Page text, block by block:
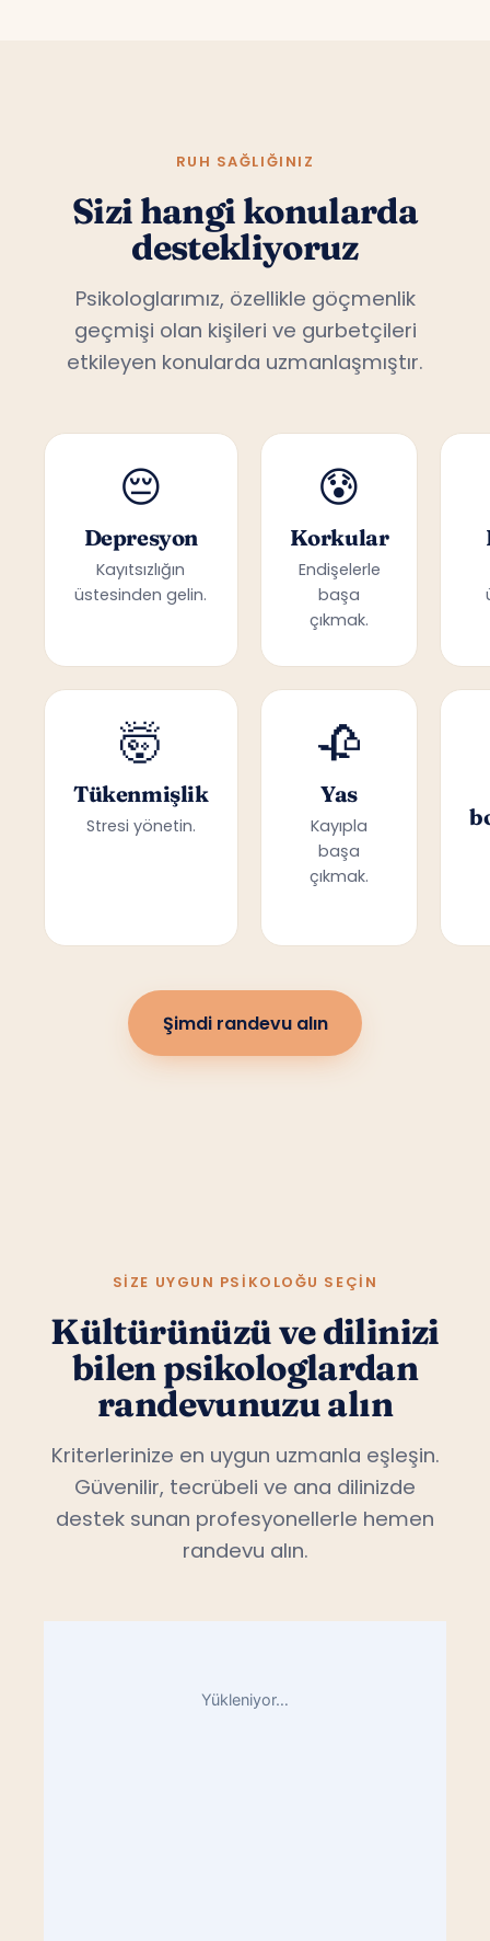
RUH SAĞLIĞINIZ
Sizi hangi konularda
destekliyoruz
Psikologlarımız, özellikle göçmenlik
geçmişi olan kişileri ve gurbetçileri
etkileyen konularda uzmanlaşmıştır.
😔
Depresyon
Kayıtsızlığın
üstesinden gelin.
😰
Korkular
Endişelerle
başa
çıkmak.
🤯
Tükenmişlik
Stresi yönetin.
🥀
Yas
Kayıpla
başa
çıkmak.
Şimdi randevu alın
SIZE UYGUN PSIKOLOĞU SEÇIN
Kültürünüzü ve dilinizi
bilen psikologlardan
randevunuzu alın
Kriterlerinize en uygun uzmanla eşleşin.
Güvenilir, tecrübeli ve ana dilinizde
destek sunan profesyonellerle hemen
randevu alın.